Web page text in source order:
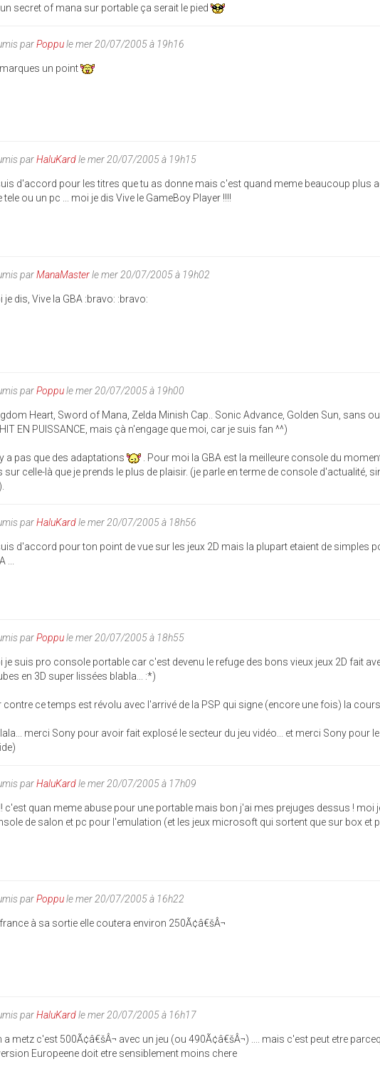
secret of mana sur portable ça serait le pied
parPoppule mer 20/07/2005 à 19h16
un point
parHaluKardle mer 20/07/2005 à 19h15
d'accord pour les titres que tu as donne mais c'est quand meme beaucoup plus
tele ou un pc ... moi je dis Vive le GameBoy Player !!!!
parManaMasterle mer 20/07/2005 à 19h02
je dis, Vive la GBA :bravo: :bravo:
parPoppule mer 20/07/2005 à 19h00
Heart, Sword of Mana, Zelda Minish Cap.. Sonic Advance, Golden Sun, sans
EN PUISSANCE, mais çà n'engage que moi, car je suis fan ^^)
a pas que des adaptations
. Pour moi la GBA est la meilleure console du
sur celle-là que je prends le plus de plaisir. (je parle en terme de console d'actualité,
parHaluKardle mer 20/07/2005 à 18h56
d'accord pour ton point de vue sur les jeux 2D mais la plupart etaient de simples
...
parPoppule mer 20/07/2005 à 18h55
je suis pro console portable car c'est devenu le refuge des bons vieux jeux 2D fait
en 3D super lissées blabla... :*)
contre ce temps est révolu avec l'arrivé de la PSP qui signe (encore une fois) la
merci Sony pour avoir fait explosé le secteur du jeu vidéo... et merci Sony pour
parHaluKardle mer 20/07/2005 à 17h09
c'est quan meme abuse pour une portable mais bon j'ai mes prejuges dessus ! moi
de salon et pc pour l'emulation (et les jeux microsoft qui sortent que sur box et
parPoppule mer 20/07/2005 à 16h22
à sa sortie elle coutera environ 250Ã¢â€šÂ¬
parHaluKardle mer 20/07/2005 à 16h17
a metz c'est 500Ã¢â€šÂ¬ avec un jeu (ou 490Ã¢â€šÂ¬) .... mais c'est peut etre
Europeene doit etre sensiblement moins chere